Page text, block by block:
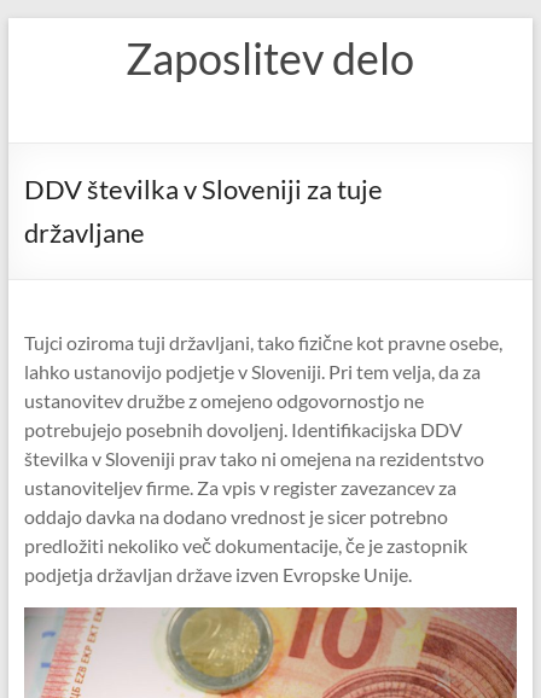
Zaposlitev delo
DDV številka v Sloveniji za tuje
državljane
Tujci oziroma tuji državljani, tako fizične kot pravne osebe,
lahko ustanovijo podjetje v Sloveniji. Pri tem velja, da za
ustanovitev družbe z omejeno odgovornostjo ne
potrebujejo posebnih dovoljenj. Identifikacijska DDV
številka v Sloveniji prav tako ni omejena na rezidentstvo
ustanoviteljev firme. Za vpis v register zavezancev za
oddajo davka na dodano vrednost je sicer potrebno
predložiti nekoliko več dokumentacije, če je zastopnik
podjetja državljan države izven Evropske Unije.